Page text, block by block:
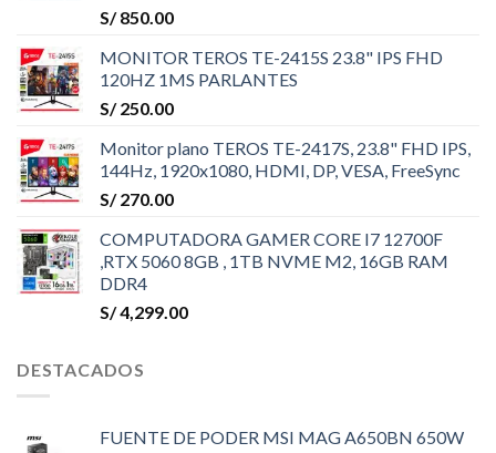
S/850.00
MONITOR TEROS TE-2415S 23.8" IPS FHD
120HZ 1MS PARLANTES
S/250.00
Monitor plano TEROS TE-2417S, 23.8" FHD IPS,
144Hz, 1920x1080, HDMI, DP, VESA, FreeSync
S/270.00
COMPUTADORA GAMER CORE I7 12700F
,RTX 5060 8GB , 1TB NVME M2, 16GB RAM
DDR4
S/4,299.00
DESTACADOS
FUENTE DE PODER MSI MAG A650BN 650W